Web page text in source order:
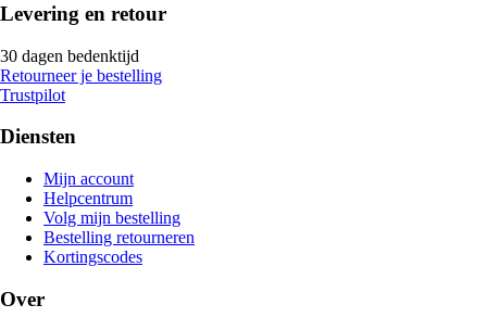
Levering en retour
30 dagen bedenktijd
Retourneer je bestelling
Trustpilot
Diensten
Mijn account
Helpcentrum
Volg mijn bestelling
Bestelling retourneren
Kortingscodes
Over